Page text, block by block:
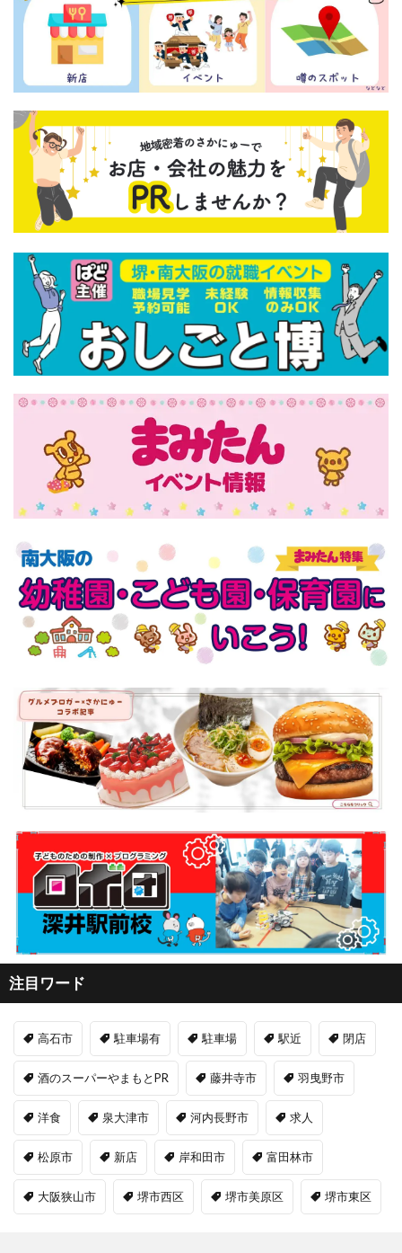
注目ワード
高石市 駐車場有 駐車場 駅近 閉店
酒のスーパーやまもとPR 藤井寺市 羽曳野市
洋食 泉大津市 河内長野市 求人
松原市 新店 岸和田市 富田林市
大阪狭山市 堺市西区 堺市美原区 堺市東区